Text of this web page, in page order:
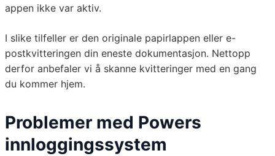
appen ikke var aktiv.
I slike tilfeller er den originale papirlappen eller e-
postkvitteringen din eneste dokumentasjon. Nettopp
derfor anbefaler vi å skanne kvitteringer med en gang
du kommer hjem.
Problemer med Powers
innloggingssystem